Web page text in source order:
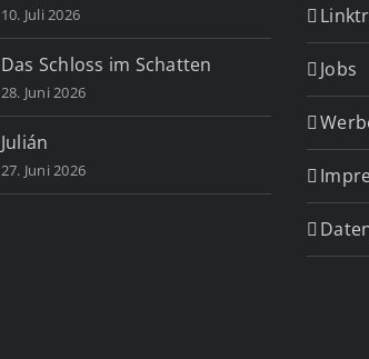
10. Juli 2026
Das Schloss im Schatten
28. Juni 2026
Julián
27. Juni 2026
Jobs